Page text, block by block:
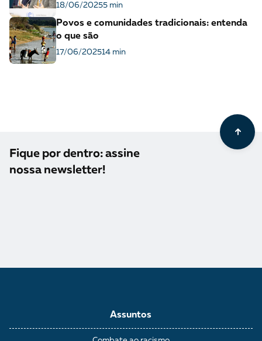
18/06/20255 min
Povos e comunidades tradicionais: entenda
o que são
17/06/202514 min
Fique por dentro: assine
nossa newsletter!
Assuntos